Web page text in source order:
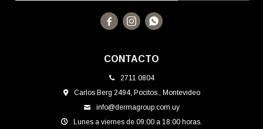
CONTACTO
2711 0804
Carlos Berg 2494, Pocitos., Montevideo
info@dermagroup.com.uy
Lunes a viernes de 09:00 a 18:00 horas.
  